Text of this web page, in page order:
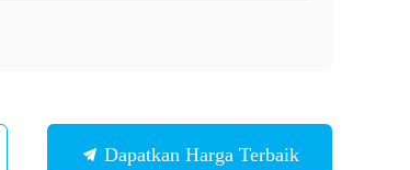
Dapatkan Harga Terbaik